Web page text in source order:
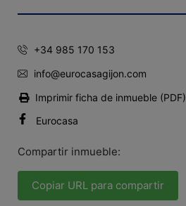
+34 985 170 153
info@eurocasagijon.com
Imprimir ficha de inmueble (PDF)
Eurocasa
Compartir inmueble:
Copiar URL para compartir